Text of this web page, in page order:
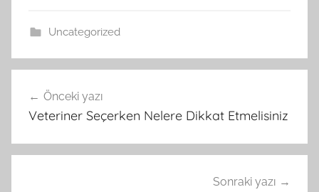
Uncategorized
gezinmesi
Önceki yazı
Veteriner Seçerken Nelere Dikkat Etmelisiniz
Sonraki yazı